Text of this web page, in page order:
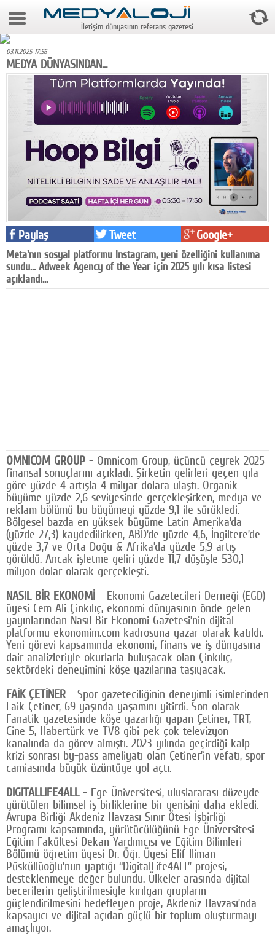
10 Ağustos 2026 11:39:32
Foto Galeri
Video Galeri
Gazeteler
Reyting-tiraj
Teknoloji
Dünya
Pr
Facebook
Künye
SOSYAL MEDYA
Facebook
Twitter
Google Plus
© 2026 TÜM HAKLARI SAKLIDIR
İletişim dünyasının referans gazetesi
03.11.2025 17:56
MEDYA DÜNYASINDAN...
Paylaş Tweet Google+
Meta'nın sosyal platformu Instagram, yeni özelliğini kullanıma
sundu... Adweek Agency of the Year için 2025 yılı kısa listesi
açıklandı...
OMNICOM GROUP - Omnicom Group, üçüncü çeyrek 2025
finansal sonuçlarını açıkladı. Şirketin gelirleri geçen yıla
göre yüzde 4 artışla 4 milyar dolara ulaştı. Organik
büyüme yüzde 2,6 seviyesinde gerçekleşirken, medya ve
reklam bölümü bu büyümeyi yüzde 9,1 ile sürükledi.
Bölgesel bazda en yüksek büyüme Latin Amerika’da
(yüzde 27,3) kaydedilirken, ABD’de yüzde 4,6, İngiltere’de
yüzde 3,7 ve Orta Doğu & Afrika’da yüzde 5,9 artış
görüldü. Ancak işletme geliri yüzde 11,7 düşüşle 530,1
milyon dolar olarak gerçekleşti.
NASIL BİR EKONOMİ - Ekonomi Gazetecileri Derneği (EGD)
üyesi Cem Ali Çinkılıç, ekonomi dünyasının önde gelen
yayınlarından Nasıl Bir Ekonomi Gazetesi’nin dijital
platformu ekonomim.com kadrosuna yazar olarak katıldı.
Yeni görevi kapsamında ekonomi, finans ve iş dünyasına
dair analizleriyle okurlarla buluşacak olan Çinkılıç,
sektördeki deneyimini köşe yazılarına taşıyacak.
FAİK ÇETİNER - Spor gazeteciliğinin deneyimli isimlerinden
Faik Çetiner, 69 yaşında yaşamını yitirdi. Son olarak
Fanatik gazetesinde köşe yazarlığı yapan Çetiner, TRT,
Cine 5, Habertürk ve TV8 gibi pek çok televizyon
kanalında da görev almıştı. 2023 yılında geçirdiği kalp
krizi sonrası by-pass ameliyatı olan Çetiner’in vefatı, spor
camiasında büyük üzüntüye yol açtı.
DIGITALLIFE4ALL- Ege Üniversitesi, uluslararası düzeyde
yürütülen bilimsel iş birliklerine bir yenisini daha ekledi.
Avrupa Birliği Akdeniz Havzası Sınır Ötesi İşbirliği
Programı kapsamında, yürütücülüğünü Ege Üniversitesi
Eğitim Fakültesi Dekan Yardımcısı ve Eğitim Bilimleri
Bölümü öğretim üyesi Dr. Öğr. Üyesi Elif Iliman
Püsküllüoğlu’nun yaptığı “DigitalLife4ALL” projesi,
desteklenmeye değer bulundu. Ülkeler arasında dijital
becerilerin geliştirilmesiyle kırılgan grupların
güçlendirilmesini hedefleyen proje, Akdeniz Havzası’nda
kapsayıcı ve dijital açıdan güçlü bir toplum oluşturmayı
amaçlıyor.